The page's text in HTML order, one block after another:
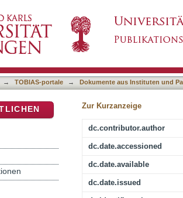
→ TOBIAS-portale → Dokumente aus Instituten und
Zur Kurzanzeige
dc.contributor.author
dc.date.accessioned
dc.date.available
dc.date.issued